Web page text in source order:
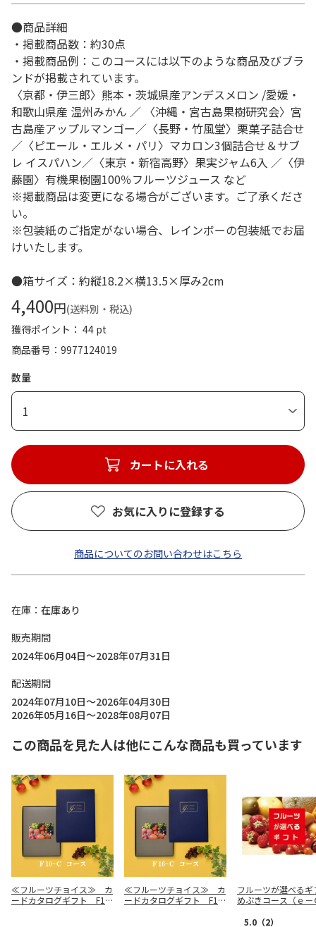
●商品詳細
・掲載商品数：約30点
・掲載商品例：このコースには以下のような商品及びブラ
ンドが掲載されています。
〈京都・伊三郎〉熊本・茨城県産アンデスメロン /愛媛・
和歌山県産 温州みかん ／ 〈沖縄・宮古島果樹研究会〉宮
古島産アップルマンゴー／〈長野・竹風堂〉栗菓子詰合せ
／〈ピエール・エルメ・パリ〉マカロン3個詰合せ＆サブ
レ イスパハン／〈東京・新宿高野〉果実ジャム6入 ／〈伊
藤園〉有機果樹園100％フルーツジュース など
※掲載商品は変更になる場合がございます。ご了承くださ
い。
※包装紙のご指定がない場合、レインボーの包装紙でお届
けいたします。
●箱サイズ：約縦18.2×横13.5×厚み2cm
4,400円(送料別・税込)
獲得ポイント： 44 pt
商品番号
9977124019
数量
1
カートに入れる
お気に入りに登録する
商品についてのお問い合わせはこちら
在庫
在庫あり
販売期間
2024年06月04日～2028年07月31日
配送期間
2024年07月10日～2026年04月30日
2026年05月16日～2028年08月07日
この商品を見た人は他にこんな商品も買っています
≪フルーツチョイス≫ カ
ードカタログギフト F10-
≪フルーツチョイス≫ カ
ードカタログギフト F16-
フルーツが選べる
めぶきコース（ｅ－
5.0 （2）